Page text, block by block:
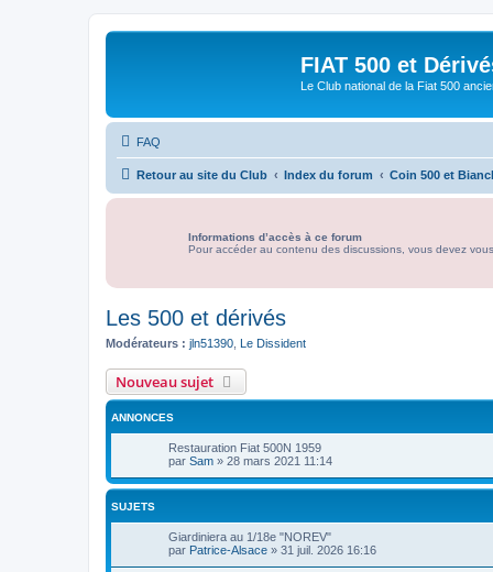
FIAT 500 et
Le Club national de la Fiat 500
FAQ
Retour au site du Club Index du forum Coin 500 et
Informations d’accès à ce forum
Pour accéder au contenu des discussions, vous devez
Les 500 et dérivés
Modérateurs : jln51390 Le Dissident
Nouveau sujet
ANNONCES
Restauration Fiat 500N 1959
par Sam » 28 mars 2021 11:14
SUJETS
Giardiniera au 1/18e "NOREV"
par Patrice-Alsace » 31 juil. 2026 16:16